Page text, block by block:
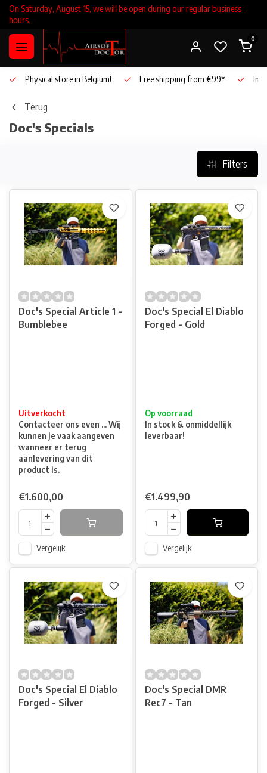
On Saturday, August 15, we will be open during our regular business
hours.
0
Physical store in Belgium! Free shipping from €99*
Terug
Doc's Specials
Filters
Doc's Special Article 1 -
Bumblebee
Uitverkocht
Contacteer ons even ... Wij
kunnen je vaak aangeven
wanneer er terug
aanlevering van dit
product is.
€1.600,00
Vergelijk
Doc's Special El Diablo
Forged - Gold
Op voorraad
In stock & onmiddellijk
leverbaar!
€1.499,90
Vergelijk
Doc's Special El Diablo
Forged - Silver
Doc's Special DMR
Rec7 - Tan